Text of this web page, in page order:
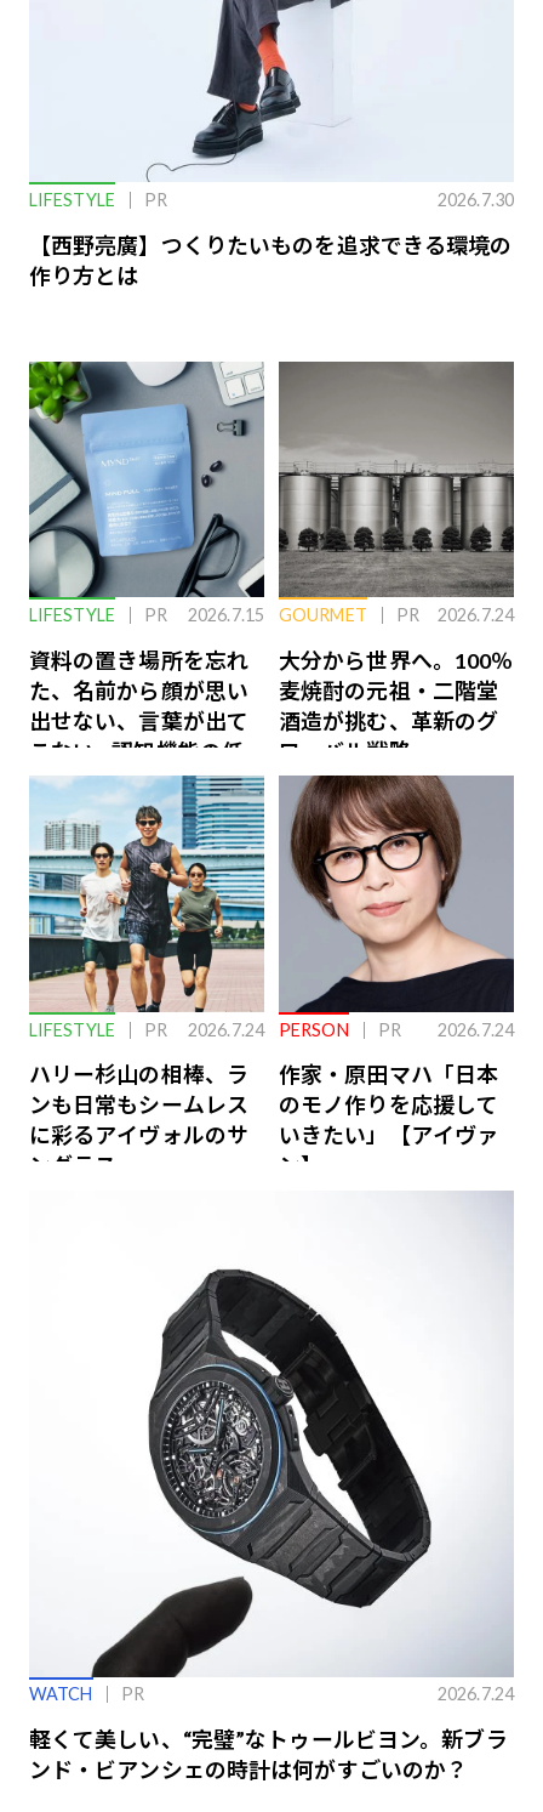
LIFESTYLE PR 2026.7.30
【西野亮廣】つくりたいものを追求できる環境の
作り方とは
LIFESTYLE PR 2026.7.15
資料の置き場所を忘れ
た、名前から顔が思い
出せない、言葉が出て
こない…認知機能の低
下を救う、脳のインナ
ーケアとは
GOURMET PR 2026.7.24
大分から世界へ。100％
麦焼酎の元祖・二階堂
酒造が挑む、革新のグ
ローバル戦略
LIFESTYLE PR 2026.7.24
ハリー杉山の相棒、ラ
ンも日常もシームレス
に彩るアイヴォルのサ
ングラス
PERSON PR 2026.7.24
作家・原田マハ「日本
のモノ作りを応援して
いきたい」【アイヴァ
ン】
WATCH PR 2026.7.24
軽くて美しい、“完璧”なトゥールビヨン。新ブラ
ンド・ビアンシェの時計は何がすごいのか？